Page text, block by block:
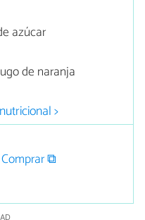
azúcar
de naranja
>
Comprar ⧉